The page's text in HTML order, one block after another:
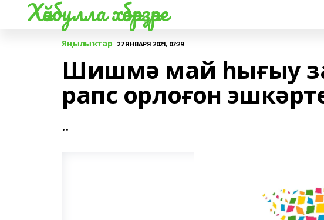
Хәйбулла хәбәрҙәре
Яңылыҡтар 27 ЯНВАРЯ 2021, 07:29
Шишмә май һығыу
рапс орлоғон
..